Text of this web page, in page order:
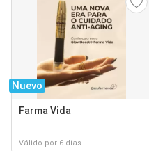
Nuevo
Farma Vida
Válido por 6 días